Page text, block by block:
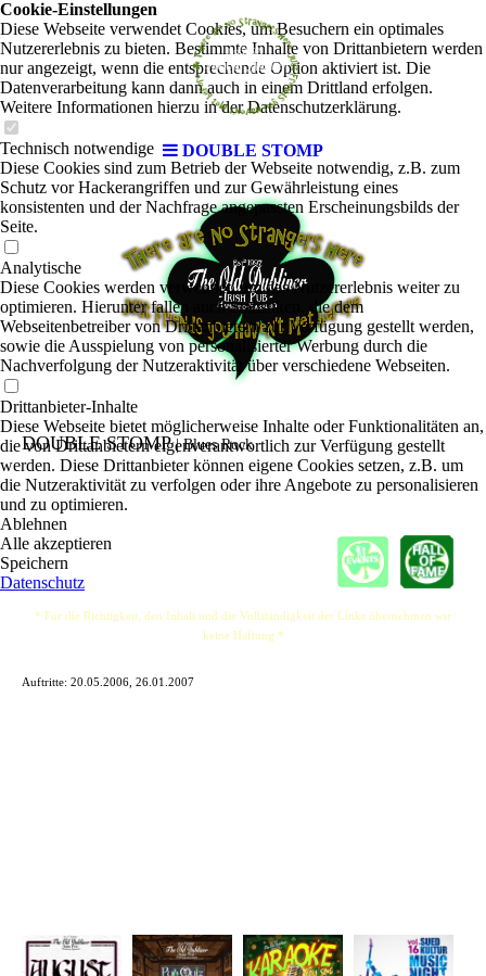
DOUBLE STOMP
DOUBLE STOMP|Blues Rock
* Für die Richtigkeit, den Inhalt und die Vollständigkeit der Links übernehmen wir
keine Haftung *
Auftritte: 20.05.2006, 26.01.2007
Cookie-Einstellungen
Diese Webseite verwendet Cookies, um Besuchern ein optimales
Nutzererlebnis zu bieten. Bestimmte Inhalte von Drittanbietern werden
nur angezeigt, wenn die entsprechende Option aktiviert ist. Die
Datenverarbeitung kann dann auch in einem Drittland erfolgen.
Weitere Informationen hierzu in der Datenschutzerklärung.
Technisch notwendige
Diese Cookies sind zum Betrieb der Webseite notwendig, z.B. zum
Schutz vor Hackerangriffen und zur Gewährleistung eines
konsistenten und der Nachfrage angepassten Erscheinungsbilds der
Seite.
Analytische
Diese Cookies werden verwendet, um das Nutzererlebnis weiter zu
optimieren. Hierunter fallen auch Statistiken, die dem
Webseitenbetreiber von Drittanbietern zur Verfügung gestellt werden,
sowie die Ausspielung von personalisierter Werbung durch die
Nachverfolgung der Nutzeraktivität über verschiedene Webseiten.
Drittanbieter-Inhalte
Diese Webseite bietet möglicherweise Inhalte oder Funktionalitäten an,
die von Drittanbietern eigenverantwortlich zur Verfügung gestellt
werden. Diese Drittanbieter können eigene Cookies setzen, z.B. um
die Nutzeraktivität zu verfolgen oder ihre Angebote zu personalisieren
und zu optimieren.
Ablehnen
Alle akzeptieren
Speichern
Datenschutz